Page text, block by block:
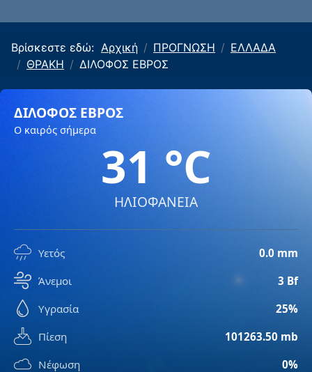
Βρίσκεστε εδώ: Αρχική ΠΡΟΓΝΩΣΗ
ΕΛΛΑΔΑ
ΘΡΑΚΗ
ΔΙΛΟΦΟΣ ΕΒΡΟΣ
ΔΙΛΟΦΟΣ ΕΒΡΟΣ
Ο καιρός σήμερα
31 °C
ΗΛΙΟΦΑΝΕΙΑ
Υετός
0.0 mm
Άνεμοι
3 Bf
Υγρασία
25%
Πίεση
101263.50 mb
Νέφωση
0%